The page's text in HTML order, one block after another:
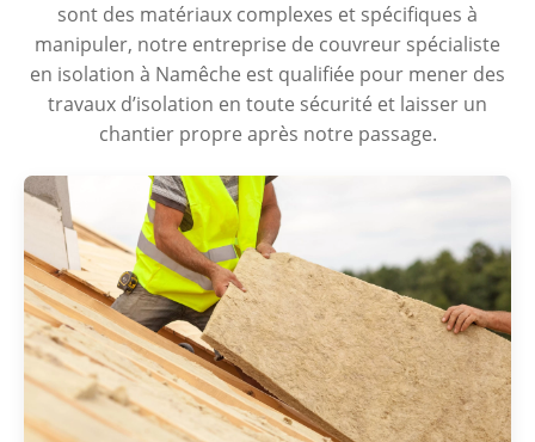
sont des matériaux complexes et spécifiques à
manipuler, notre entreprise de couvreur spécialiste
en isolation à Namêche est qualifiée pour mener des
travaux d’isolation en toute sécurité et laisser un
chantier propre après notre passage.